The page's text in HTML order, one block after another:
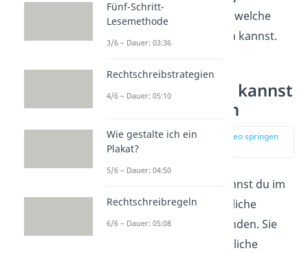
dir als Nächstes an, auf welche
Arten du dich bedanken kannst.
Auf diese Arten kannst
du Danke sagen
zur Stelle im Video springen
kannst du im
Deutschen unterschiedliche
Formulierungen verwenden. Sie
haben eine unterschiedliche
Fünf-Schritt-
Lesemethode
3/6 – Dauer: 03:36
Rechtschreibstrategien
4/6 – Dauer: 05:10
Wie gestalte ich ein
Plakat?
5/6 – Dauer: 04:50
Rechtschreibregeln
6/6 – Dauer: 05:08